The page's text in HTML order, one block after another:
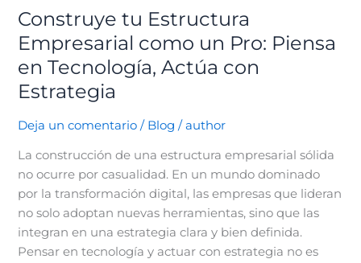
Construye tu Estructura
Empresarial como un Pro: Piensa
en Tecnología, Actúa con
Estrategia
Deja un comentario / Blog /author
La construcción de una estructura empresarial sólida
no ocurre por casualidad. En un mundo dominado
por la transformación digital, las empresas que lideran
no solo adoptan nuevas herramientas, sino que las
integran en una estrategia clara y bien definida.
Pensar en tecnología y actuar con estrategia no es
en
Tecnología,
Actúa
con